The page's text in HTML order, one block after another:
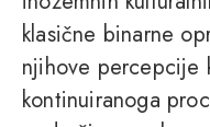
klasične binarne
njihove percepcije
kontinuiranoga